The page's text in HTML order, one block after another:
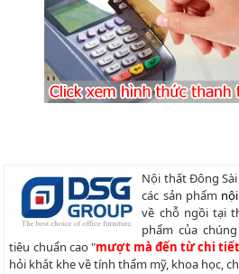
Nội thất Đông
các sản phẩm
về chỗ ngồi tại
phẩm của
tiêu chuẩn cao "mượt mà đến từ chi
hỏi khắt khe về tính thẩm mỹ, khoa học,